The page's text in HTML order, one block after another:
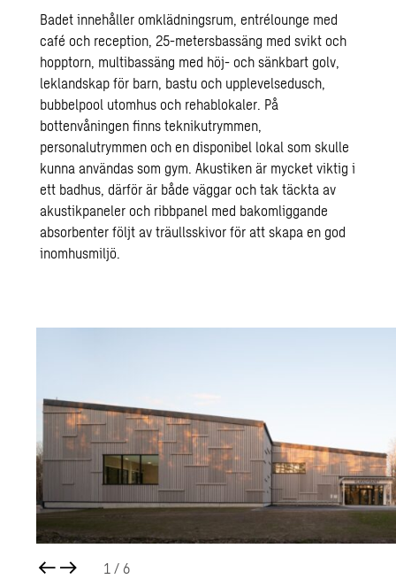
Badet innehåller omklädningsrum, entrélounge med
café och reception, 25-metersbassäng med svikt och
hopptorn, multibassäng med höj- och sänkbart golv,
leklandskap för barn, bastu och upplevelsedusch,
bubbelpool utomhus och rehablokaler. På
bottenvåningen finns teknikutrymmen,
personalutrymmen och en disponibel lokal som skulle
kunna användas som gym. Akustiken är mycket viktig i
ett badhus, därför är både väggar och tak täckta av
akustikpaneler och ribbpanel med bakomliggande
absorbenter följt av träullsskivor för att skapa en god
inomhusmiljö.
1 / 6